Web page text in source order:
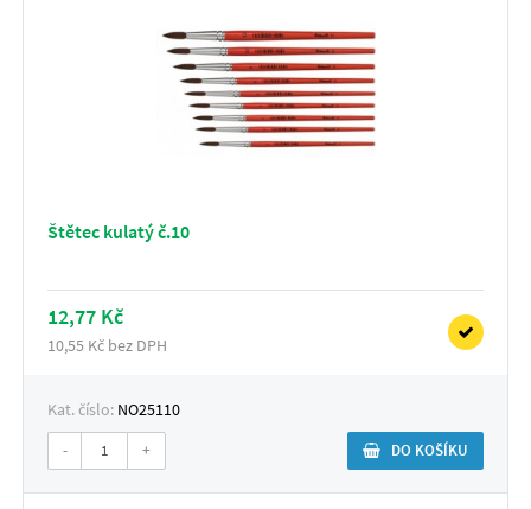
Štětec kulatý č.10
12,77 Kč
10,55 Kč bez DPH
Kat. číslo: NO25110
- + DO KOŠÍKU